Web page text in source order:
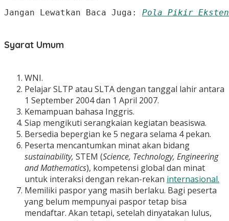
Jangan Lewatkan Baca Juga: Pola Pikir
Syarat Umum
WNI.
Pelajar SLTP atau SLTA dengan tanggal lahir antara
1 September 2004 dan 1 April 2007.
Kemampuan bahasa Inggris.
Siap mengikuti serangkaian kegiatan beasiswa.
Bersedia bepergian ke 5 negara selama 4 pekan.
Peserta mencantumkan minat akan bidang
sustainability, STEM (Science, Technology, Engineering
and Mathematics), kompetensi global dan minat
untuk interaksi dengan rekan-rekan internasional.
Memiliki paspor yang masih berlaku. Bagi peserta
yang belum mempunyai paspor tetap bisa
mendaftar. Akan tetapi, setelah dinyatakan lulus,